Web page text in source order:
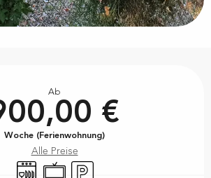
Ab
€
Woche (Ferienwohnung)
Alle Preise
Geschirrspülmaschine
FernsehenParkplatz